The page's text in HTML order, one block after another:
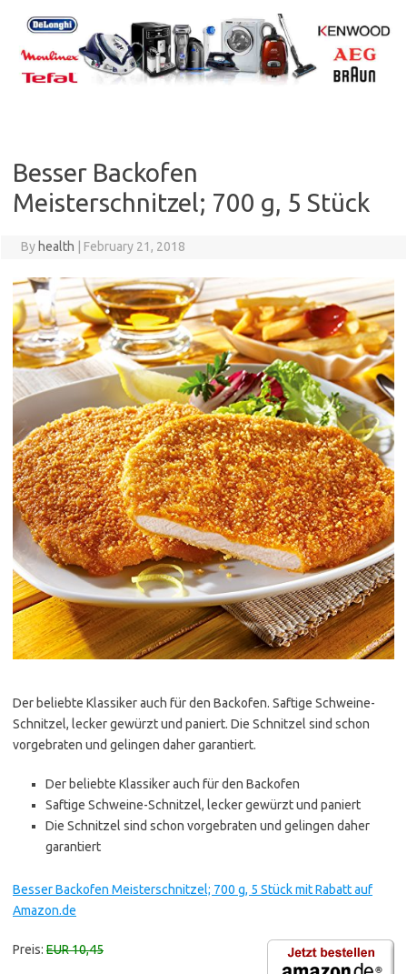
content
Besser Backofen
Meisterschnitzel; 700 g, 5 Stück
By health February 21, 2018
Der beliebte Klassiker auch für den Backofen. Saftige Schweine-
Schnitzel, lecker gewürzt und paniert. Die Schnitzel sind schon
vorgebraten und gelingen daher garantiert.
Der beliebte Klassiker auch für den Backofen
Saftige Schweine-Schnitzel, lecker gewürzt und paniert
Die Schnitzel sind schon vorgebraten und gelingen daher
garantiert
Besser Backofen Meisterschnitzel; 700 g, 5 Stück mit Rabatt auf
Amazon.de
Preis: EUR 10,45